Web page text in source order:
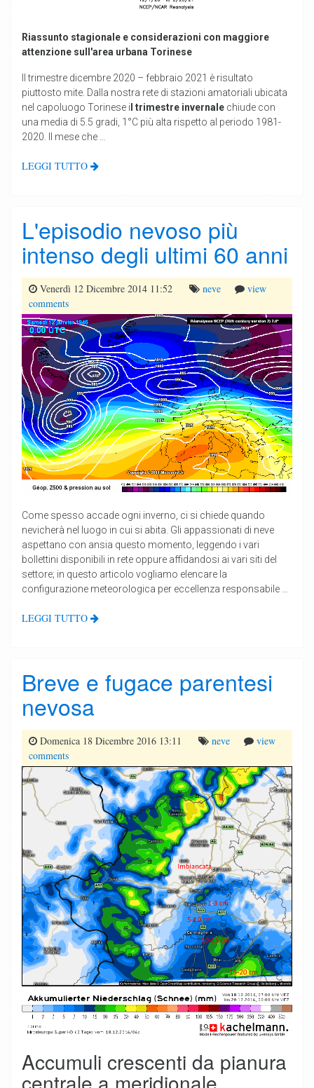
Riassunto stagionale e considerazioni con maggiore
attenzione sull'area urbana Torinese
Il trimestre dicembre 2020 – febbraio 2021 è risultato
piuttosto mite. Dalla nostra rete di stazioni amatoriali ubicata
nel capoluogo Torinese i l trimestre invernale chiude con
una media di 5.5 gradi, 1°C più alta rispetto al periodo 1981-
2020. Il mese che …
LEGGI TUTTO
L'episodio nevoso più
intenso degli ultimi 60 anni
Venerdì 12 Dicembre 2014 11:52 neve
view
comments
Come spesso accade ogni inverno, ci si chiede quando
nevicherà nel luogo in cui si abita. Gli appassionati di neve
aspettano con ansia questo momento, leggendo i vari
bollettini disponibili in rete oppure affidandosi ai vari siti del
settore; in questo articolo vogliamo elencare la
configurazione meteorologica per eccellenza responsabile …
LEGGI TUTTO
Breve e fugace parentesi
nevosa
Domenica 18 Dicembre 2016 13:11 neve
view
comments
Accumuli crescenti da pianura